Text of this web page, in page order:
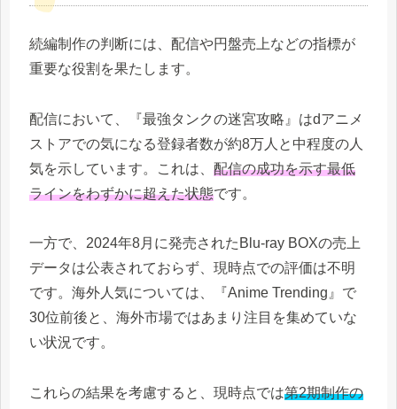
続編制作の判断には、配信や円盤売上などの指標が
重要な役割を果たします。
配信において、『最強タンクの迷宮攻略』はdアニメ
ストアでの気になる登録者数が約8万人と中程度の人
気を示しています。これは、 配信の成功を示す最低
ラインをわずかに超えた状態です。
一方で、2024年8月に発売されたBlu-ray BOXの売上
データは公表されておらず、現時点での評価は不明
です。海外人気については、『Anime Trending』で
30位前後と、海外市場ではあまり注目を集めていな
い状況です。
これらの結果を考慮すると、現時点では第2期制作の